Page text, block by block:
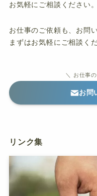
お気軽にご相談ください。
お仕事のご依頼も、お問
まずはお気軽にご相談く
＼ お仕事
お問
リンク集